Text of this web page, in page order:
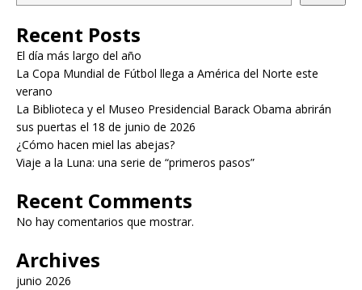
Recent Posts
El día más largo del año
La Copa Mundial de Fútbol llega a América del Norte este
verano
La Biblioteca y el Museo Presidencial Barack Obama abrirán
sus puertas el 18 de junio de 2026
¿Cómo hacen miel las abejas?
Viaje a la Luna: una serie de “primeros pasos”
Recent Comments
No hay comentarios que mostrar.
Archives
junio 2026